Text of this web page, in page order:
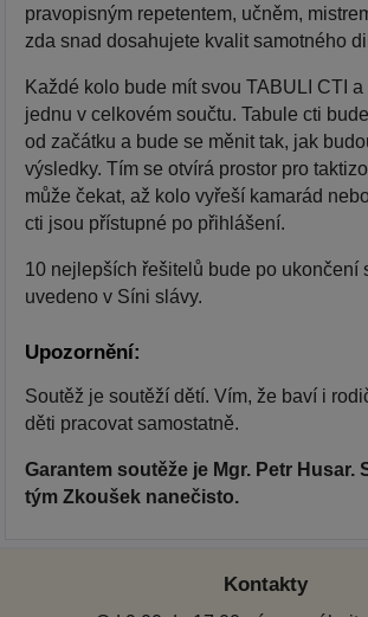
pravopisným repetentem, učněm,
zda snad dosahujete kvalit samotného
Každé kolo bude mít svou TABULI CTI
jednu v celkovém součtu. Tabule cti
od začátku a bude se měnit tak, jak
výsledky. Tím se otvírá prostor pro
může čekat, až kolo vyřeší kamarád
cti jsou přístupné po přihlášení.
10 nejlepších řešitelů bude po ukončení
uvedeno v Síni slávy.
Upozornění:
Soutěž je soutěží dětí. Vím, že baví i
děti pracovat samostatně.
Garantem soutěže je Mgr. Petr Husar.
tým Zkoušek nanečisto.
Kontakty